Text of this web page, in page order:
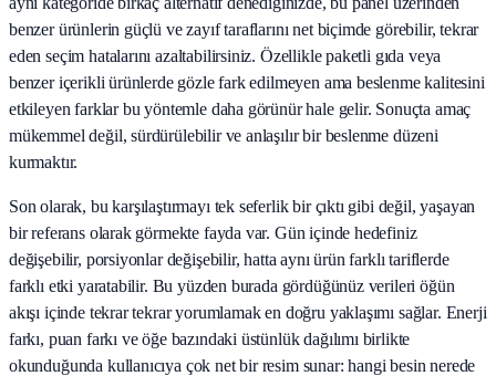
benzer ürünlerin güçlü ve zayıf taraflarını net biçimde görebilir, tekrar
eden seçim hatalarını azaltabilirsiniz. Özellikle paketli gıda veya
benzer içerikli ürünlerde gözle fark edilmeyen ama beslenme kalitesini
etkileyen farklar bu yöntemle daha görünür hale gelir. Sonuçta amaç
mükemmel değil, sürdürülebilir ve anlaşılır bir beslenme düzeni
kurmaktır.
Son olarak, bu karşılaştırmayı tek seferlik bir çıktı gibi değil, yaşayan
bir referans olarak görmekte fayda var. Gün içinde hedefiniz
değişebilir, porsiyonlar değişebilir, hatta aynı ürün farklı tariflerde
farklı etki yaratabilir. Bu yüzden burada gördüğünüz verileri öğün
akışı içinde tekrar tekrar yorumlamak en doğru yaklaşımı sağlar. Enerji
farkı, puan farkı ve öğe bazındaki üstünlük dağılımı birlikte
okunduğunda kullanıcıya çok net bir resim sunar: hangi besin nerede